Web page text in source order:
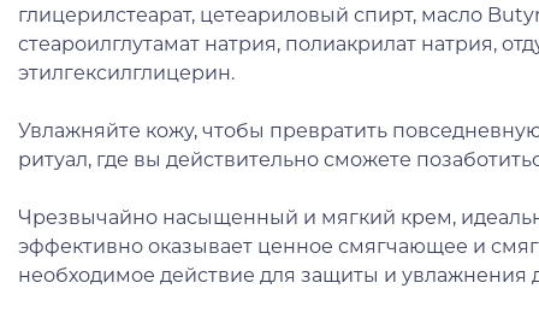
глицерилстеарат, цетеариловый спирт, масло
стеароилглутамат натрия, полиакрилат натрия,
этилгексилглицерин.
Увлажняйте кожу, чтобы превратить
ритуал, где вы действительно сможете
Чрезвычайно насыщенный и мягкий крем,
эффективно оказывает ценное смягчающее и
необходимое действие для защиты и увлажнения